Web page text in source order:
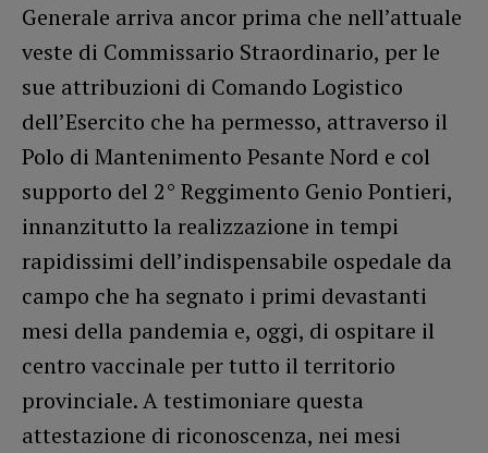
Generale arriva ancor prima che nell’attuale
veste di Commissario Straordinario, per le
sue attribuzioni di Comando Logistico
dell’Esercito che ha permesso, attraverso il
Polo di Mantenimento Pesante Nord e col
supporto del 2° Reggimento Genio Pontieri,
innanzitutto la realizzazione in tempi
rapidissimi dell’indispensabile ospedale da
campo che ha segnato i primi devastanti
mesi della pandemia e, oggi, di ospitare il
centro vaccinale per tutto il territorio
provinciale. A testimoniare questa
attestazione di riconoscenza, nei mesi